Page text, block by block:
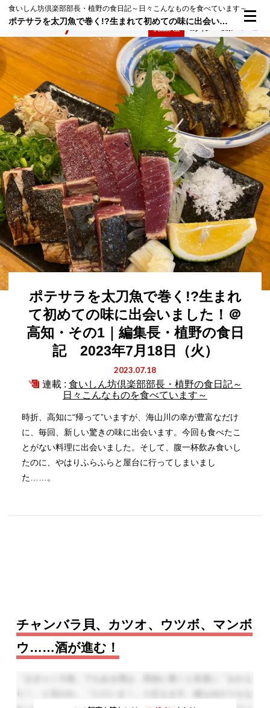
食いしん坊倶楽部部長・植野の食日記～日々こんなものを食べています～
ポテサラを太刀魚で巻く!?生まれて初めての味に出会いました！＠高知・その1｜編集長・植野の食日記 2023年7月18日（火）
ポテサラを太刀魚で巻く!?生まれ
て初めての味に出会いました！＠
高知・その1｜編集長・植野の食日
記 2023年7月18日（火）
2023.07.18
連載 : 食いしん坊倶楽部部長・植野の食日記～
日々こんなものを食べています～
時折、高知に“帰って”いますが、海山川の幸が豊富なだけ
に、毎回、新しい驚きの味に出会います。今回も食べたこ
とがない料理に出会いました。そして、腹一杯飲み食いし
たのに、やはりふらふらと屋台に行ってしまいまし
た……。
チャンバラ貝、カツオ、ウツボ、マンボ
ウ……酒が進む！
り！」と言われ、「ただいま！」と応えます。縁もゆかりもな